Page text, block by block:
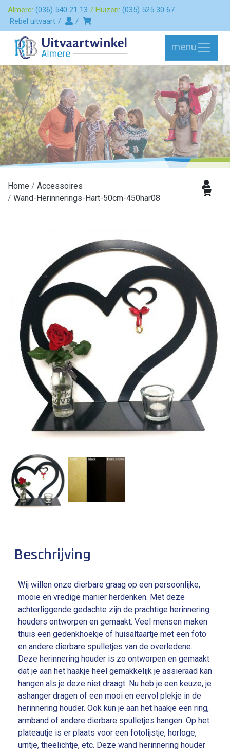
Almere: (036) 540 21 13 Huizen: (035) 525 30 67
Rebel uitvaart
menu
Home
Accessoires
Wand-Herinnerings-Hart-50cm-450har08
Beschrijving
Wij willen onze dierbare graag op een persoonlijke,
mooie en vredige manier herdenken. Met deze
achterliggende gedachte zijn de prachtige herinnering
houders ontworpen en gemaakt. Veel mensen maken
thuis een gedenkhoekje of huisaltaartje met een foto
en andere dierbare spulletjes van de overledene.
Deze herinnering houder is zo ontworpen en gemaakt
dat je aan het haakje heel gemakkelijk je assieraad kan
hangen als je deze niet draagt. Nu heb je een keuze, je
ashanger dragen of een mooi en eervol plekje in de
herinnering houder. Ook kun je aan het haakje een ring,
armband of andere dierbare spulletjes hangen. Op het
plateautje is er plaats voor een fotolijstje, horloge,
urntje, theelichtje, etc. Deze wand herinnering houder